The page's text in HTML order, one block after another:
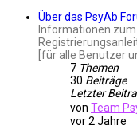
Über das PsyAb
Informationen
[für alle Benutzer
7 Themen
30 Beiträge
Letzter
von Team
vor 2 Jahre